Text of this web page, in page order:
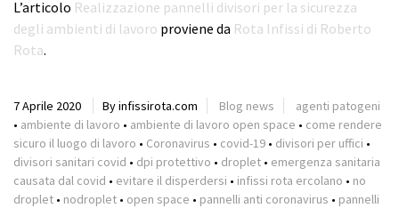
L’articolo Realizzazione pannelli divisori per la sicurezza
degli ambienti di lavoro proviene da Rota Infissi di Roberto
Rota.
7 Aprile 2020 By infissirota.com Blog news
agenti patogeni
• ambiente di lavoro • ambiente di lavoro open space • come rendere
sicuro il luogo di lavoro • Coronavirus • covid-19 • divisori per uffici •
divisori sanitari covid • dpi protettivo • droplet • emergenza sanitaria
causata dal covid • evitare il disperdersi • infissi rota ercolano • no
droplet • nodroplet • open space • pannelli anti coronavirus • pannelli